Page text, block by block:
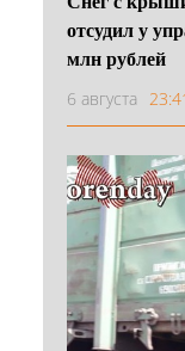
отсудил у
млн рублей
6 августа